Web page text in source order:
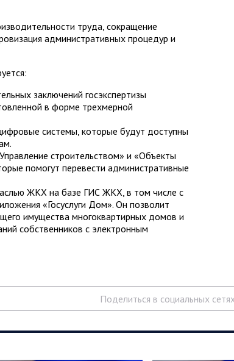
труда, сокращение
административных процедур и
заключений госэкспертизы
в форме трехмерной
системы, которые будут доступны
строительством» и «Объекты
помогут перевести административные
ЖКХ на базе ГИС ЖКХ, в том числе с
«Госуслуги Дом». Он позволит
имущества многоквартирных домов и
собственников с электронным
Поделиться в социальных сетях